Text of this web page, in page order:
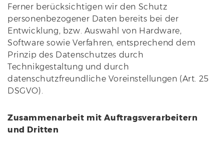
Ferner berücksichtigen wir den Schutz
personenbezogener Daten bereits bei der
Entwicklung, bzw. Auswahl von Hardware,
Software sowie Verfahren, entsprechend dem
Prinzip des Datenschutzes durch
Technikgestaltung und durch
datenschutzfreundliche Voreinstellungen (Art. 25
DSGVO).
Zusammenarbeit mit Auftragsverarbeitern
und Dritten